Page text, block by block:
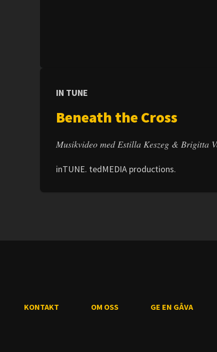
IN TUNE
Beneath the Cross
Musikvideo med Estilla Keszeg & Brigitta
inTUNE. tedMEDIA productions.
KONTAKT OM OSS GE EN GÅVA